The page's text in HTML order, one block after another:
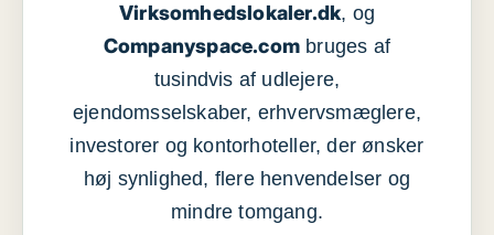
Virksomhedslokaler.dk, og
Companyspace.com bruges af
tusindvis af udlejere,
ejendomsselskaber, erhvervsmæglere,
investorer og kontorhoteller, der ønsker
høj synlighed, flere henvendelser og
mindre tomgang.